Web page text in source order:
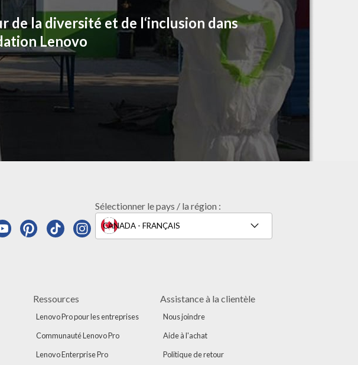
la diversité et de l‘inclusion dans
Lenovo
Sélectionner le pays / la région :
Ressources
Lenovo Pro pour les entreprises
Communauté Lenovo Pro
Lenovo Enterprise Pro
Assistance à la clientèle
Nous joindre
Aide à l'achat
Politique de retour